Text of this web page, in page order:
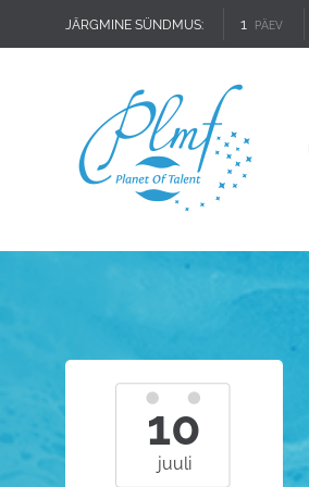
JÄRGMINE SÜNDMUS: 1 PÄEV
10
juuli